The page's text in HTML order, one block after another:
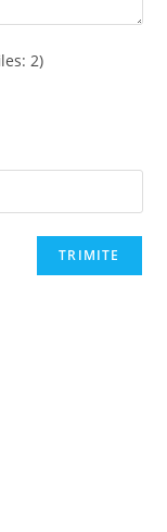
2)